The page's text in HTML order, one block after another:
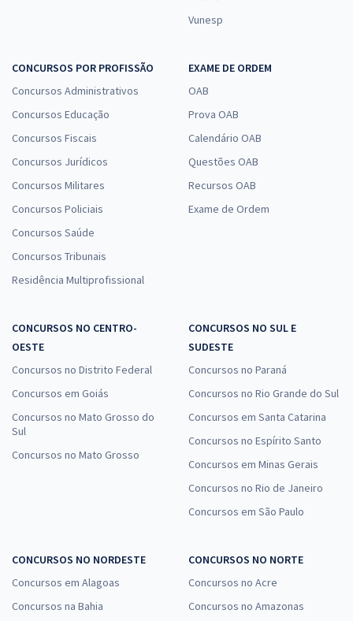
Vunesp
CONCURSOS POR PROFISSÃO
Concursos Administrativos
Concursos Educação
Concursos Fiscais
Concursos Jurídicos
Concursos Militares
Concursos Policiais
Concursos Saúde
Concursos Tribunais
Residência Multiprofissional
EXAME DE ORDEM
OAB
Prova OAB
Calendário OAB
Questões OAB
Recursos OAB
Exame de Ordem
CONCURSOS NO CENTRO-
OESTE
Concursos no Distrito Federal
Concursos em Goiás
Concursos no Mato Grosso do
Sul
Concursos no Mato Grosso
CONCURSOS NO SUL E
SUDESTE
Concursos no Paraná
Concursos no Rio Grande do Sul
Concursos em Santa Catarina
Concursos no Espírito Santo
Concursos em Minas Gerais
Concursos no Rio de Janeiro
Concursos em São Paulo
CONCURSOS NO NORDESTE
Concursos em Alagoas
Concursos na Bahia
CONCURSOS NO NORTE
Concursos no Acre
Concursos no Amazonas